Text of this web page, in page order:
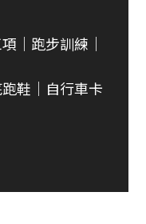
｜跑步訓練｜
鞋｜自行車卡